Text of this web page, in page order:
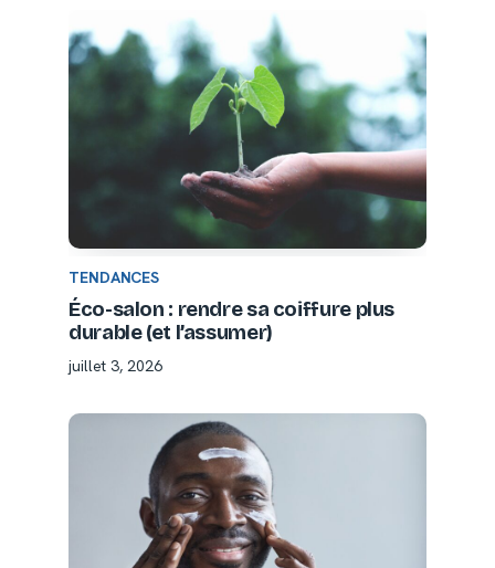
TENDANCES
Éco-salon : rendre sa coiffure plus
durable (et l’assumer)
juillet 3, 2026